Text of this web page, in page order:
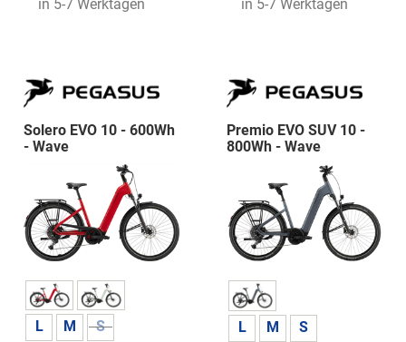
in 5-7 Werktagen
in 5-7 Werktagen
Solero EVO 10 - 600Wh
- Wave
L M S
Premio EVO SUV 10 -
800Wh - Wave
L M S